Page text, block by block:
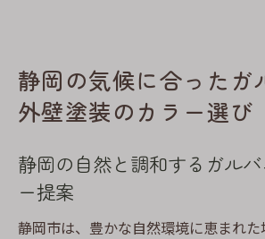
静岡の気候に合ったガ
外壁塗装のカラー選び
静岡の自然と調和するガル
ー提案
静岡市は、豊かな自然環境に恵まれ